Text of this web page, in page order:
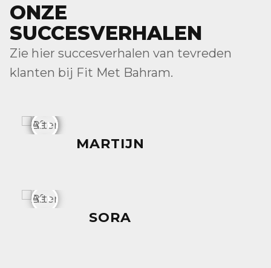
ONZE
SUCCESVERHALEN
Zie hier succesverhalen van tevreden
klanten bij Fit Met Bahram.
MARTIJN
SORA